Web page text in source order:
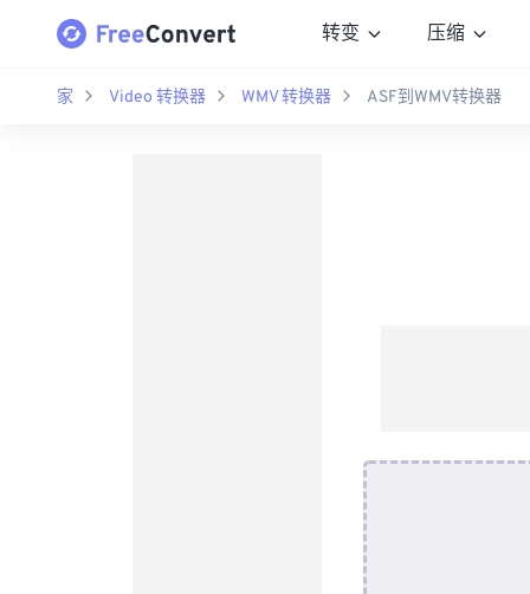
转变 压缩
家 Video 转换器 WMV 转换器 ASF到WMV转换器